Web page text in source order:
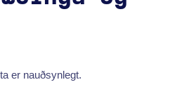
er nauðsynlegt.